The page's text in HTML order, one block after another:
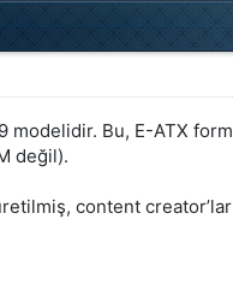
modelidir. Bu, E-ATX
değil).
content